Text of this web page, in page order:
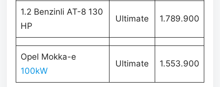
1.2 Benzinli AT-8 130
HP
Ultimate 1.789.900
Opel Mokka-e
100kW
Ultimate 1.553.900